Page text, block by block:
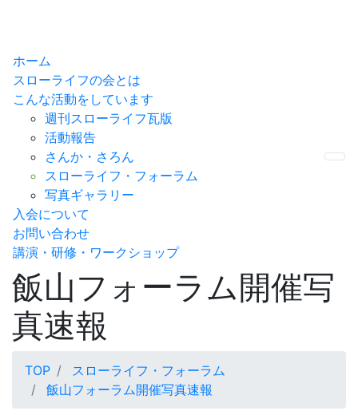
ホーム
スローライフの会とは
こんな活動をしています
週刊スローライフ瓦版
活動報告
さんか・さろん
スローライフ・フォーラム
写真ギャラリー
入会について
お問い合わせ
講演・研修・ワークショップ
飯山フォーラム開催写
真速報
TOP
スローライフ・フォーラム
飯山フォーラム開催写真速報